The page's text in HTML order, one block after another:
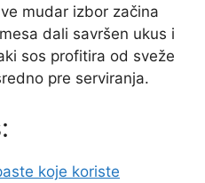
mudar izbor začina
dali savršen ukus i
sos profitira od sveže
pre serviranja.
koje koriste